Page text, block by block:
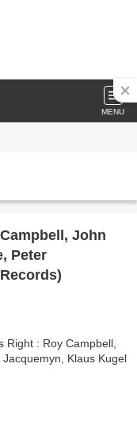
MENU
John
Peter